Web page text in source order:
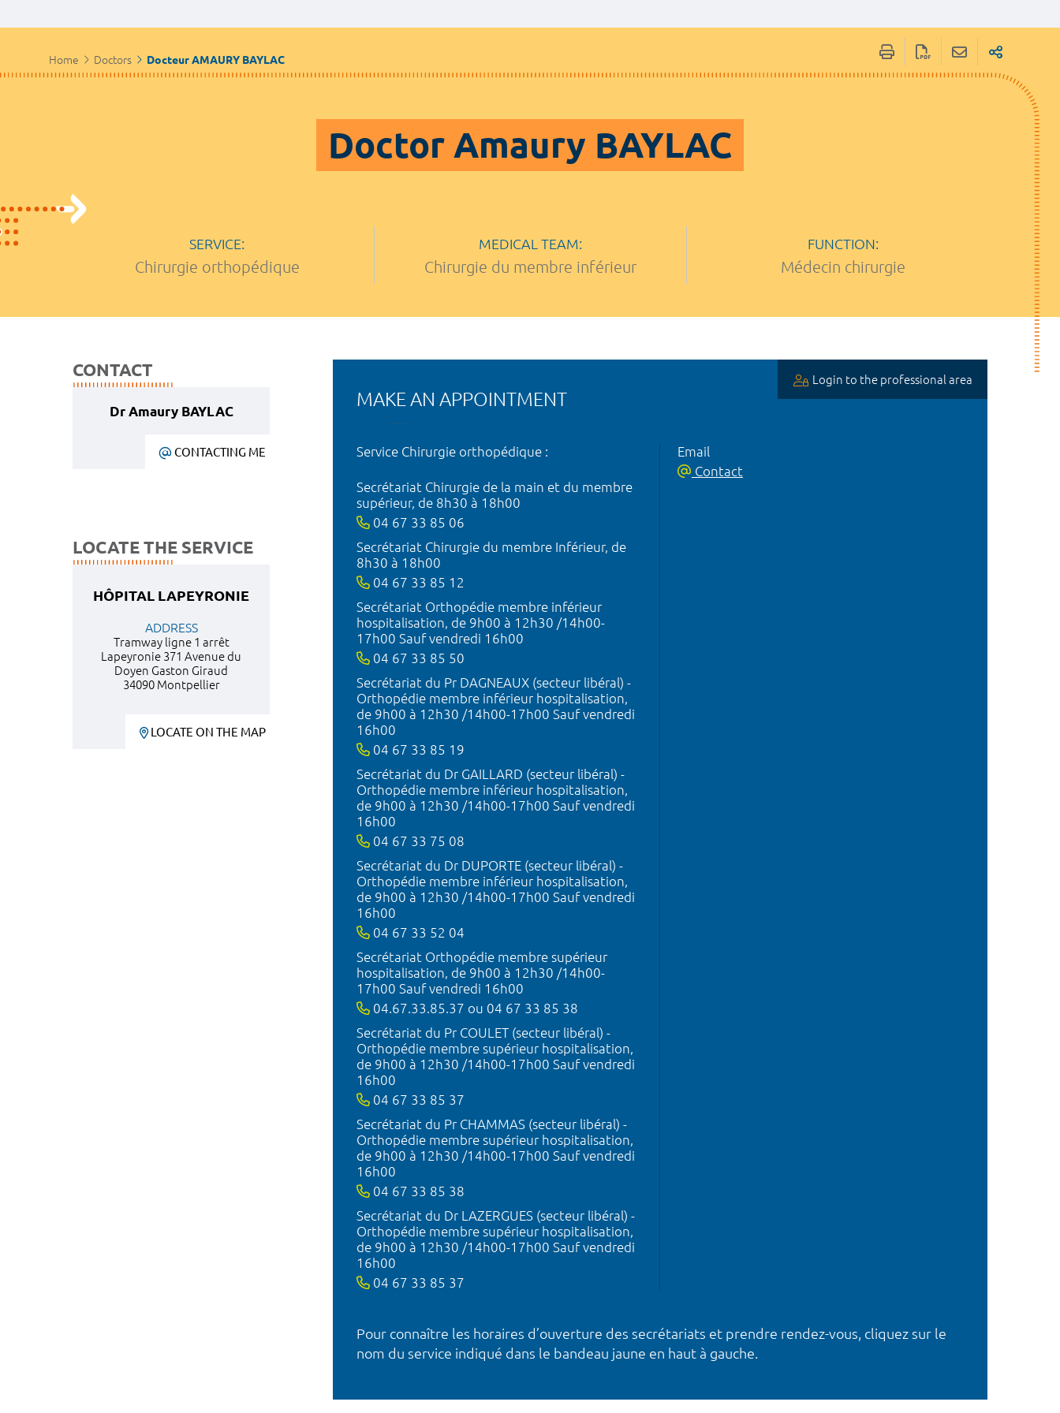
Home Doctors Docteur AMAURY BAYLAC
Doctor Amaury BAYLAC
SERVICE:
Chirurgie orthopédique
MEDICAL TEAM:
Chirurgie du membre inférieur
FUNCTION:
Médecin chirurgie
CONTACT
Dr Amaury BAYLAC
CONTACTING ME
LOCATE THE SERVICE
HÔPITAL LAPEYRONIE
ADDRESS
Tramway ligne 1 arrêt
Lapeyronie 371 Avenue du
Doyen Gaston Giraud
34090 Montpellier
LOCATE ON THE MAP
MAKE AN APPOINTMENT
Login to the professional area
Service Chirurgie orthopédique :
Secrétariat Chirurgie de la main et du membre
supérieur, de 8h30 à 18h00
04 67 33 85 06
Secrétariat Chirurgie du membre Inférieur, de
8h30 à 18h00
04 67 33 85 12
Secrétariat Orthopédie membre inférieur
hospitalisation, de 9h00 à 12h30 /14h00-
17h00 Sauf vendredi 16h00
04 67 33 85 50
Secrétariat du Pr DAGNEAUX (secteur libéral) -
Orthopédie membre inférieur hospitalisation,
de 9h00 à 12h30 /14h00-17h00 Sauf vendredi
16h00
04 67 33 85 19
Secrétariat du Dr GAILLARD (secteur libéral) -
Orthopédie membre inférieur hospitalisation,
de 9h00 à 12h30 /14h00-17h00 Sauf vendredi
16h00
04 67 33 75 08
Secrétariat du Dr DUPORTE (secteur libéral) -
Orthopédie membre inférieur hospitalisation,
de 9h00 à 12h30 /14h00-17h00 Sauf vendredi
16h00
04 67 33 52 04
Secrétariat Orthopédie membre supérieur
hospitalisation, de 9h00 à 12h30 /14h00-
17h00 Sauf vendredi 16h00
04.67.33.85.37 ou 04 67 33 85 38
Secrétariat du Pr COULET (secteur libéral) -
Orthopédie membre supérieur hospitalisation,
de 9h00 à 12h30 /14h00-17h00 Sauf vendredi
16h00
04 67 33 85 37
Secrétariat du Pr CHAMMAS (secteur libéral) -
Orthopédie membre supérieur hospitalisation,
de 9h00 à 12h30 /14h00-17h00 Sauf vendredi
16h00
04 67 33 85 38
Secrétariat du Dr LAZERGUES (secteur libéral) -
Orthopédie membre supérieur hospitalisation,
de 9h00 à 12h30 /14h00-17h00 Sauf vendredi
16h00
04 67 33 85 37
Email
Contact
Pour connaître les horaires d’ouverture des secrétariats et prendre rendez-vous, cliquez sur le
nom du service indiqué dans le bandeau jaune en haut à gauche.